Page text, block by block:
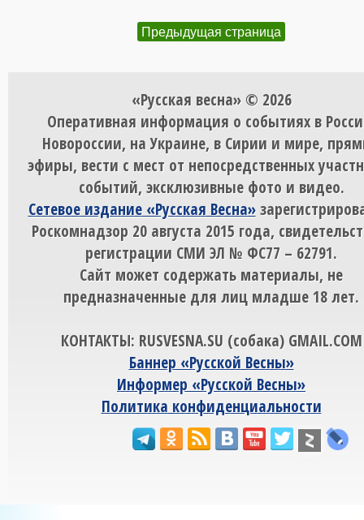
Предыдущая страница
«Русская весна» © 2026
Оперативная информация о событиях в
Новороссии, на Украине, в Сирии и мире,
эфиры, вести с мест от непосредственных
событий, эксклюзивные фото и видео.
Сетевое издание «Русская Весна»
Роскомнадзор 20 августа 2015 года,
регистрации СМИ ЭЛ № ФС77 – 62791.
Сайт может содержать материалы, не
предназначенные для лиц младше 18 лет.
КОНТАКТЫ: RUSVESNA.SU (собака) GMAIL.COM
Баннер «Русской Весны»
Информер «Русской Весны»
Политика конфиденциальности